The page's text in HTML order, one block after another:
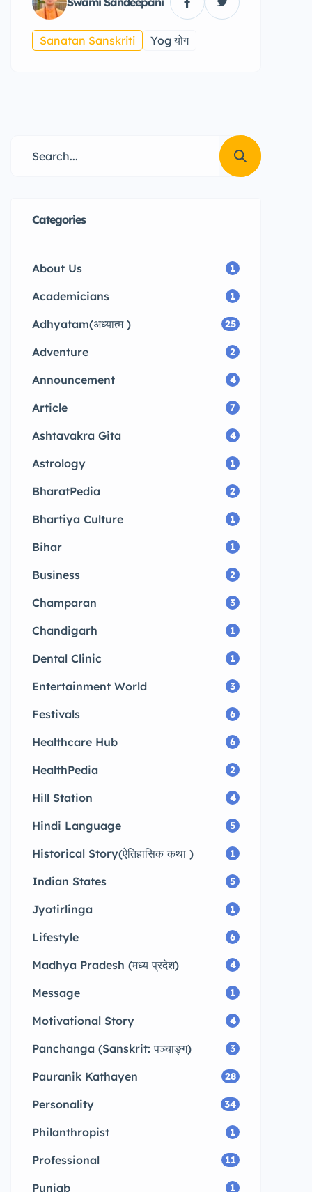
Sanatan Sanskriti Yog योग
Categories
About Us 1
Academicians 1
Adhyatam(अध्यात्म ) 25
Adventure 2
Announcement 4
Article 7
Ashtavakra Gita 4
Astrology 1
BharatPedia 2
Bhartiya Culture 1
Bihar 1
Business 2
Champaran 3
Chandigarh 1
Dental Clinic 1
Entertainment World 3
Festivals 6
Healthcare Hub 6
HealthPedia 2
Hill Station 4
Hindi Language 5
Historical Story(ऐतिहासिक कथा ) 1
Indian States 5
Jyotirlinga 1
Lifestyle 6
Madhya Pradesh (मध्य प्रदेश) 4
Message 1
Motivational Story 4
Panchanga (Sanskrit: पञ्चाङ्ग) 3
Pauranik Kathayen 28
Personality 34
Philanthropist 1
Professional 11
Punjab 1